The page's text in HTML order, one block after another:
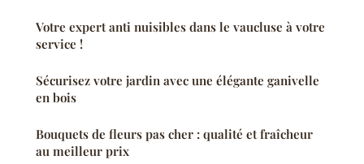
Votre expert anti nuisibles dans le vaucluse à votre
service !
Sécurisez votre jardin avec une élégante ganivelle
en bois
Bouquets de fleurs pas cher : qualité et fraîcheur
au meilleur prix